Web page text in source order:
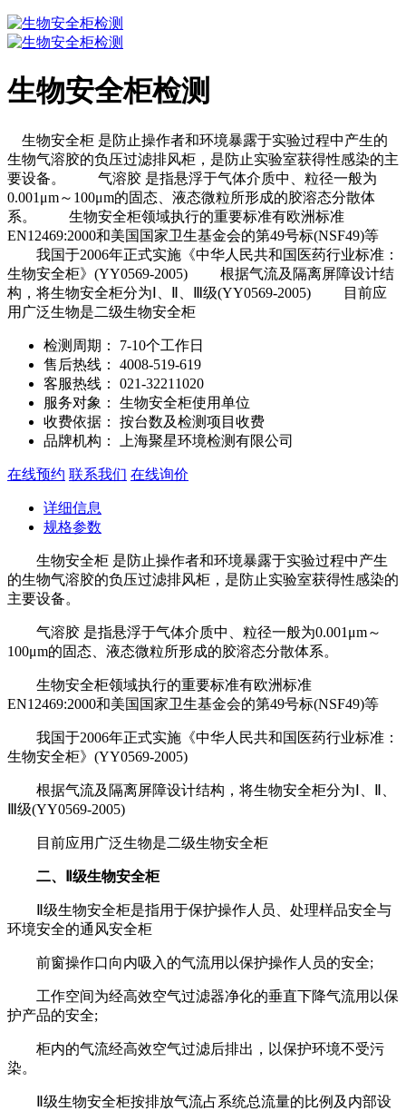
生物安全柜检测
生物安全柜 是防止操作者和环境暴露于实验过程中产生的
生物气溶胶的负压过滤排风柜，是防止实验室获得性感染的主
要设备。 气溶胶 是指悬浮于气体介质中、粒径一般为
0.001μm～100μm的固态、液态微粒所形成的胶溶态分散体
系。 生物安全柜领域执行的重要标准有欧洲标准
EN12469:2000和美国国家卫生基金会的第49号标(NSF49)等
我国于2006年正式实施《中华人民共和国医药行业标准：
生物安全柜》(YY0569-2005) 根据气流及隔离屏障设计结
构，将生物安全柜分为Ⅰ、Ⅱ、Ⅲ级(YY0569-2005) 目前应
用广泛生物是二级生物安全柜
检测周期：
7-10个工作日
售后热线：
4008-519-619
客服热线：
021-32211020
服务对象：
生物安全柜使用单位
收费依据：
按台数及检测项目收费
品牌机构：
上海聚星环境检测有限公司
在线预约 联系我们 在线询价
详细信息
规格参数
生物安全柜 是防止操作者和环境暴露于实验过程中产生
的生物气溶胶的负压过滤排风柜，是防止实验室获得性感染的
主要设备。
气溶胶 是指悬浮于气体介质中、粒径一般为0.001μm～
100μm的固态、液态微粒所形成的胶溶态分散体系。
生物安全柜领域执行的重要标准有欧洲标准
EN12469:2000和美国国家卫生基金会的第49号标(NSF49)等
我国于2006年正式实施《中华人民共和国医药行业标准：
生物安全柜》(YY0569-2005)
根据气流及隔离屏障设计结构，将生物安全柜分为Ⅰ、Ⅱ、
Ⅲ级(YY0569-2005)
目前应用广泛生物是二级生物安全柜
二、Ⅱ级生物安全柜
Ⅱ级生物安全柜是指用于保护操作人员、处理样品安全与
环境安全的通风安全柜
前窗操作口向内吸入的气流用以保护操作人员的安全;
工作空间为经高效空气过滤器净化的垂直下降气流用以保
护产品的安全;
柜内的气流经高效空气过滤后排出，以保护环境不受污
染。
Ⅱ级生物安全柜按排放气流占系统总流量的比例及内部设